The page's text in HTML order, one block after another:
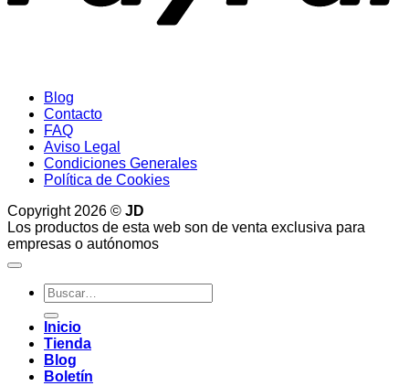
Blog
Contacto
FAQ
Aviso Legal
Condiciones Generales
Política de Cookies
Copyright 2026 © JD
Los productos de esta web son de venta exclusiva para
empresas o autónomos
Buscar
por:
Inicio
Tienda
Blog
Boletín